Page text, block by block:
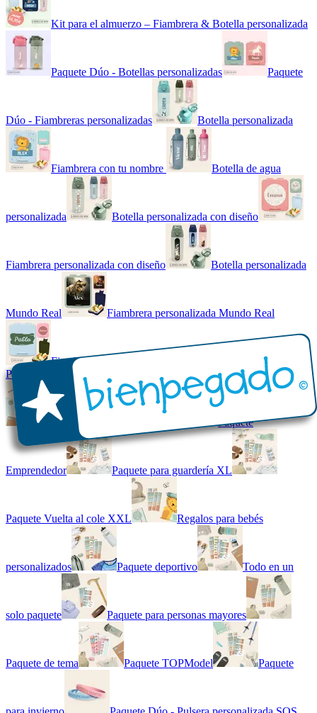
Kit para el almuerzo – Fiambrera & Botella personalizada
Paquete Dúo - Botellas personalizadas Paquete
Dúo - Fiambreras personalizadas Botella personalizada
Fiambrera con tu nombre Botella de agua
personalizada Botella personalizada con diseño
Fiambrera personalizada con diseño Botella personalizada
Mundo Real Fiambrera personalizada Mundo Real
Fiambrera con tu nombre básica
Paquetes
Kit combinado de etiquetas Paquete
Emprendedor Paquete para guardería XL
Paquete Vuelta al cole XXL Regalos para bebés
personalizados Paquete deportivo Todo en un
solo paquete Paquete para personas mayores
Paquete de tema Paquete TOPModel Paquete